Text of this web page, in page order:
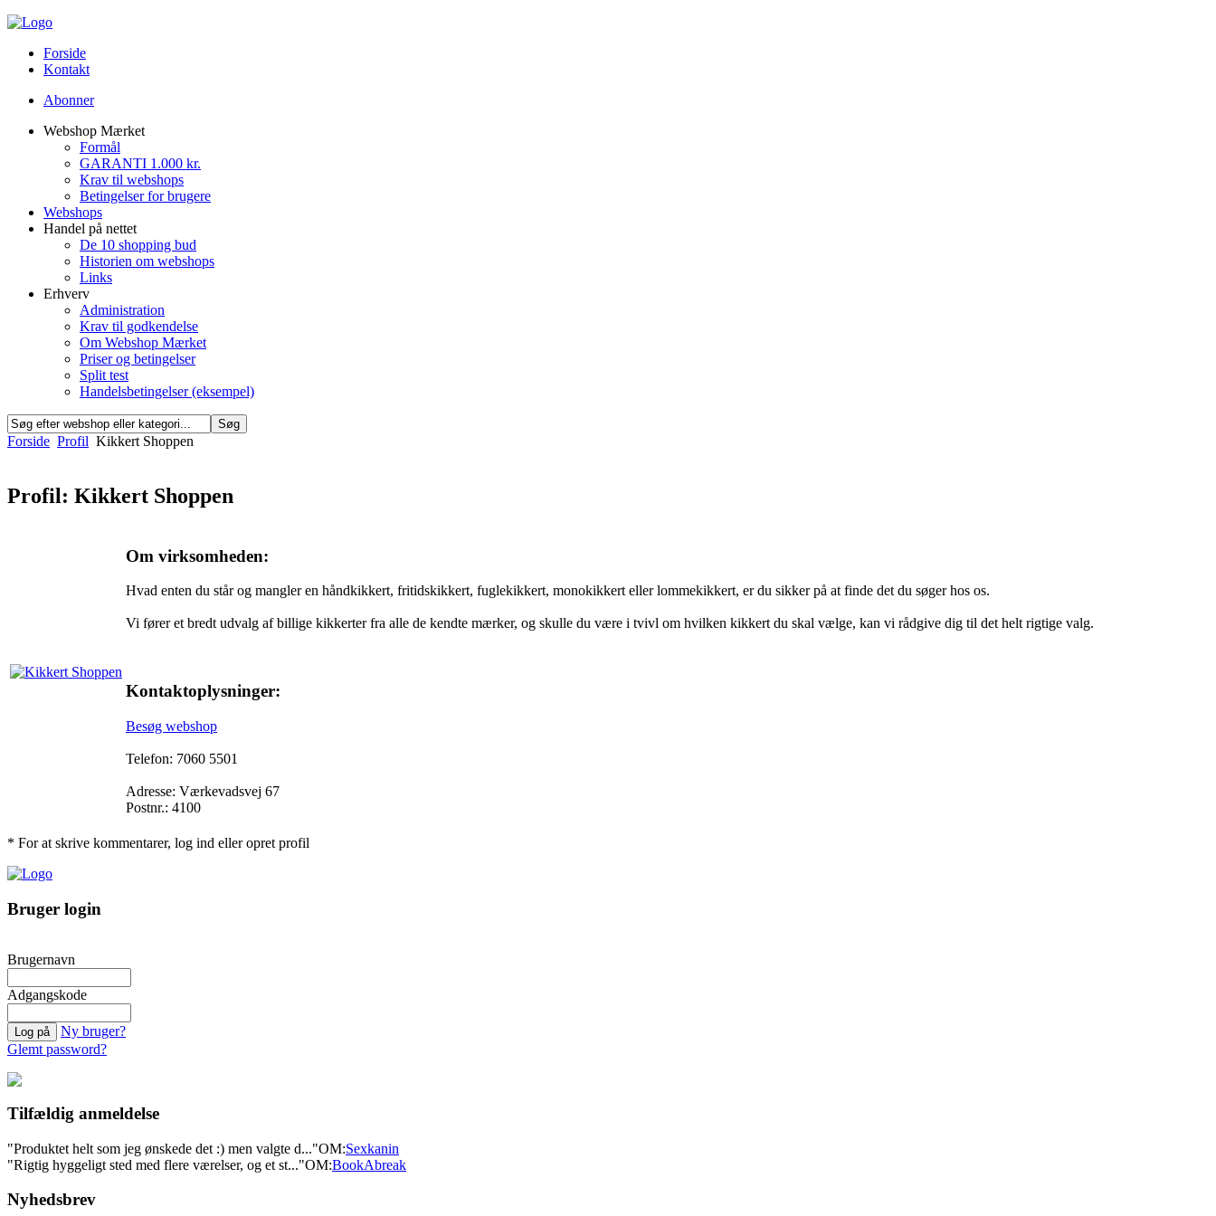
Forside
Kontakt
Abonner
Webshop Mærket
Formål
GARANTI 1.000 kr.
Krav til webshops
Betingelser for brugere
Webshops
Handel på nettet
De 10 shopping bud
Historien om webshops
Links
Erhverv
Administration
Krav til godkendelse
Om Webshop Mærket
Priser og betingelser
Split test
Handelsbetingelser (eksempel)
Forside Profil Kikkert Shoppen
Profil: Kikkert Shoppen
Om virksomheden:
Hvad enten du står og mangler en håndkikkert, fritidskikkert, fuglekikkert, monokikkert eller lommekikkert, er du sikker på at finde det du søger hos os.
Vi fører et bredt udvalg af billige kikkerter fra alle de kendte mærker, og skulle du være i tvivl om hvilken kikkert du skal vælge, kan vi rådgive dig til det helt rigtige valg.
Kontaktoplysninger:
Besøg webshop
Telefon: 7060 5501
Adresse: Værkevadsvej 67
Postnr.: 4100
* For at skrive kommentarer, log ind eller opret profil
Bruger login
Brugernavn
Adgangskode
Ny bruger?
Glemt password?
Tilfældig anmeldelse
"Produktet helt som jeg ønskede det :) men valgte d..."OM:Sexkanin
"Rigtig hyggeligt sted med flere værelser, og et st..."OM:BookAbreak
Nyhedsbrev